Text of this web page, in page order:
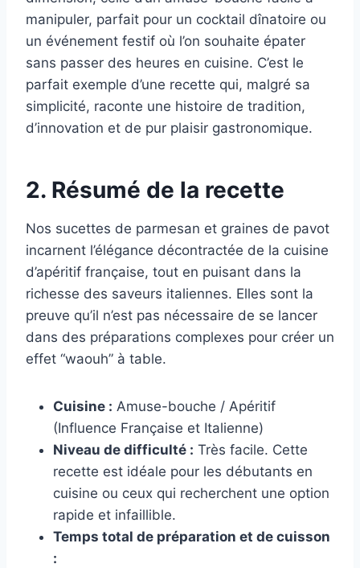
manipuler, parfait pour un cocktail dînatoire ou
un événement festif où l’on souhaite épater
sans passer des heures en cuisine. C’est le
parfait exemple d’une recette qui, malgré sa
simplicité, raconte une histoire de tradition,
d’innovation et de pur plaisir gastronomique.
2. Résumé de la recette
Nos sucettes de parmesan et graines de pavot
incarnent l’élégance décontractée de la cuisine
d’apéritif française, tout en puisant dans la
richesse des saveurs italiennes. Elles sont la
preuve qu’il n’est pas nécessaire de se lancer
dans des préparations complexes pour créer un
effet “waouh” à table.
Cuisine : Amuse-bouche / Apéritif
(Influence Française et Italienne)
Niveau de difficulté : Très facile. Cette
recette est idéale pour les débutants en
cuisine ou ceux qui recherchent une option
rapide et infaillible.
Temps total de préparation et de cuisson
: